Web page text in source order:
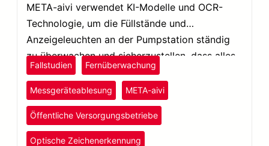
META-aivi verwendet KI-Modelle und OCR-
Technologie, um die Füllstände und
Anzeigeleuchten an der Pumpstation ständig
zu überwachen und sicherzustellen, dass alles
ordnungsgemäß und innerhalb sicherer
Bereiche funktioniert.
Fallstudien Fernüberwachung
Messgeräteablesung META-aivi
Öffentliche Versorgungsbetriebe
Optische Zeichenerkennung